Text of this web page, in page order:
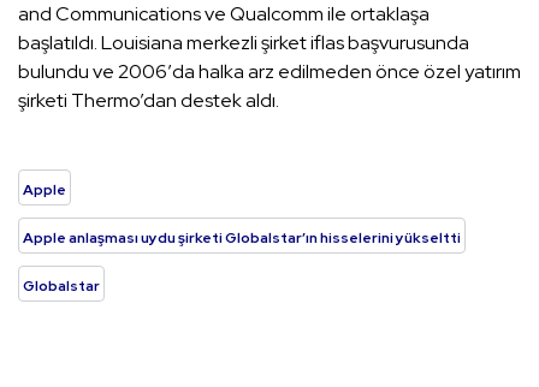
and Communications ve Qualcomm ile ortaklaşa
başlatıldı. Louisiana merkezli şirket iflas başvurusunda
bulundu ve 2006′da halka arz edilmeden önce özel yatırım
şirketi Thermo’dan destek aldı.
Apple
Apple anlaşması uydu şirketi Globalstar’ın hisselerini yükseltti
Globalstar